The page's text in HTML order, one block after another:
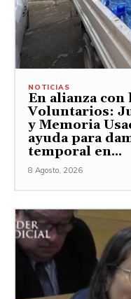
NOTICIAS
En alianza con
Voluntarios:
y Memoria
ayuda para
temporal en...
8 Agosto, 2026